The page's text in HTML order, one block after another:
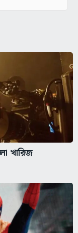
খারিজ